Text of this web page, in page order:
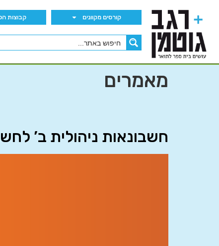
קורסים מקוונים קבוצות הWhatsApp
מאמרים
חשבונאות ניהולית ב’